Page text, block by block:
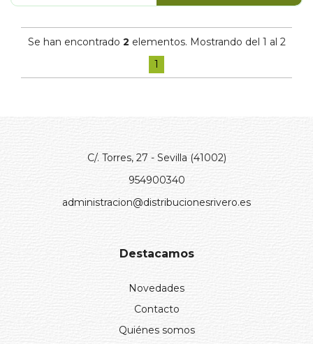
Se han encontrado 2 elementos. Mostrando del 1 al 2
1
C/. Torres, 27 - Sevilla (41002)
954900340
administracion@distribucionesrivero.es
Destacamos
Novedades
Contacto
Quiénes somos